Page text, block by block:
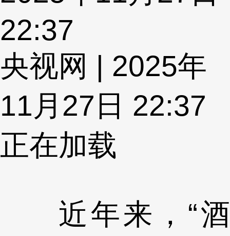
22:37
央视网 | 2025年
11月27日 22:37
正在加载
近年来，“酒